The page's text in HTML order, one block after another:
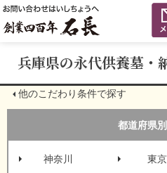
兵庫県の永代供養墓・
他のこだわり条件で探す
都道府県
神奈川 東京